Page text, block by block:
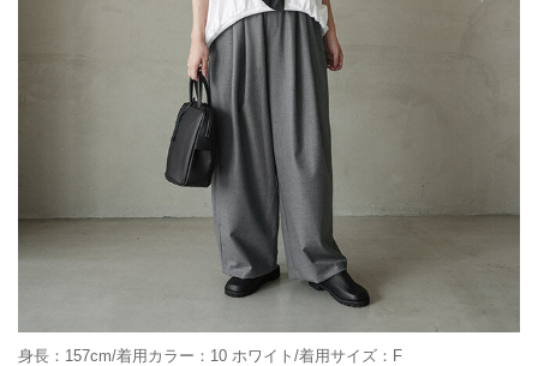
身長：157cm/着用カラー：10 ホワイト/着用サイズ：F